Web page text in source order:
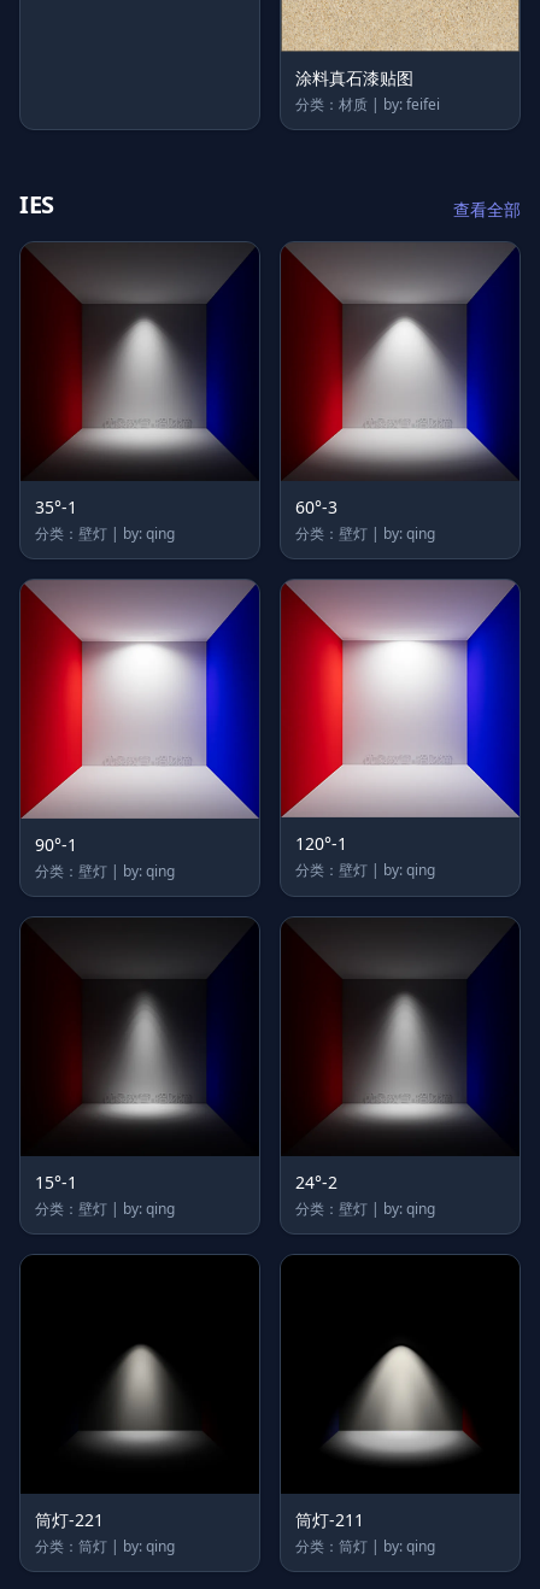
涂料真石漆贴图
分类：材质 | by: feifei
IES 查看全部
35°-1
分类：壁灯 | by: qing
60°-3
分类：壁灯 | by: qing
90°-1
分类：壁灯 | by: qing
120°-1
分类：壁灯 | by: qing
15°-1
分类：壁灯 | by: qing
24°-2
分类：壁灯 | by: qing
筒灯-221
分类：筒灯 | by: qing
筒灯-211
分类：筒灯 | by: qing